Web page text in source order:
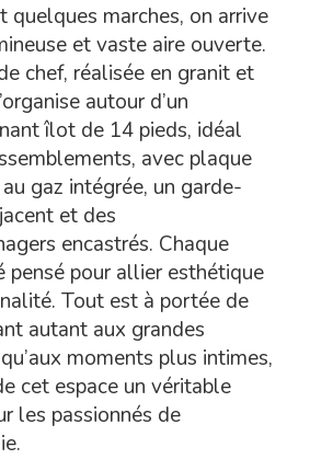
quelques marches, on arrive
et vaste aire ouverte.
chef, réalisée en granit et
autour d’un
îlot de 14 pieds, idéal
avec plaque
gaz intégrée, un garde-
et des
encastrés. Chaque
pensé pour allier esthétique
Tout est à portée de
autant aux grandes
moments plus intimes,
cet espace un véritable
les passionnés de